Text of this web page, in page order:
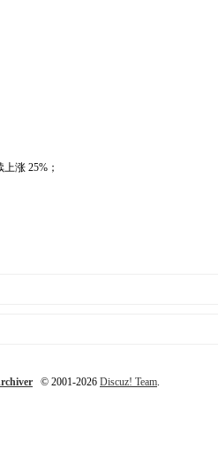
涨 25%；
© 2001-2026 Discuz! Team.